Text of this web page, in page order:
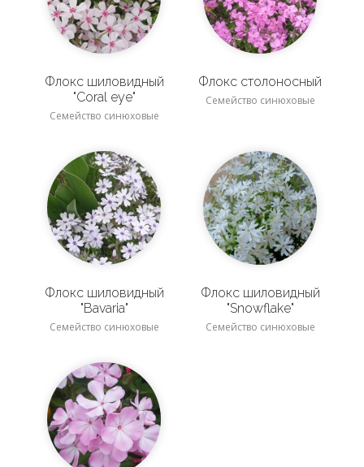
Флокс шиловидный
"Coral eye"
Семейство синюховые
Флокс столоносный
Семейство синюховые
Флокс шиловидный
"Bavaria"
Семейство синюховые
Флокс шиловидный
"Snowflake"
Семейство синюховые